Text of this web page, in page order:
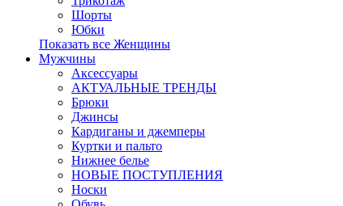
Шорты
Юбки
Показать все Женщины
Мужчины
Аксессуары
АКТУАЛЬНЫЕ ТРЕНДЫ
Брюки
Джинсы
Кардиганы и джемперы
Куртки и пальто
Нижнее белье
НОВЫЕ ПОСТУПЛЕНИЯ
Носки